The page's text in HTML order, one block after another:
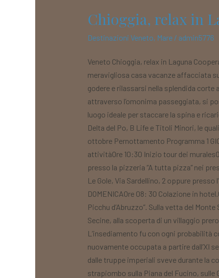
Chioggia, relax in
Destinazioni Veneto, Mare/ admin5776
Veneto Chioggia, relax in Laguna
meravigliosa casa vacanze affacciata
godere e rilassarsi nella splendida
attraverso l’omonima passeggiata, si
luogo ideale per staccare la spina e
Delta del Po, B Life e Titoli Minori, le
ottobre Pernottamento Programma 1
attivitàOre 10:30 Inizio tour dei
presso la pizzeria “A tutta pizza” nei
Le Gole, Via Sardellino, 2 oppure presso
DOMENICAOre 08: 30 Colazione in
Picchu d’Abruzzo”. Sulla vetta del
Secine, alla scoperta di un villaggio
L’insediamento fu con ogni probabilità
nuovamente occupata a partire dall’XI
dalle truppe imperiali sveve durante la
strapiombo sulla Piana del Fucino, sulle